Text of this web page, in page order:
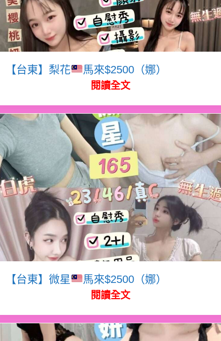
【台東】梨花 馬來$2500（娜）
閱讀全文
【台東】微星 馬來$2500（娜）
閱讀全文